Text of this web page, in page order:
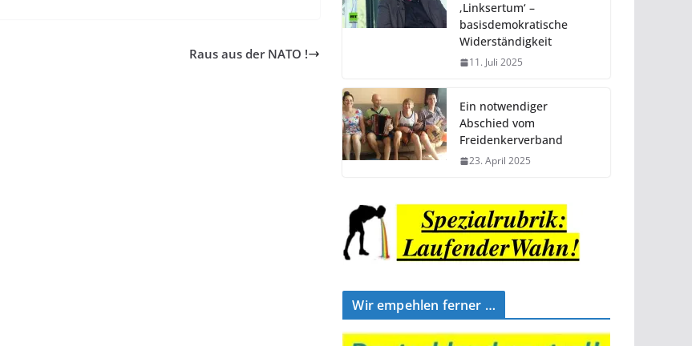
Raus aus der NATO !
‚Linksertum‘ –
basisdemokratische
Widerständigkeit
11. Juli 2025
Ein notwendiger
Abschied vom
Freidenkerverband
23. April 2025
Wir empehlen ferner …